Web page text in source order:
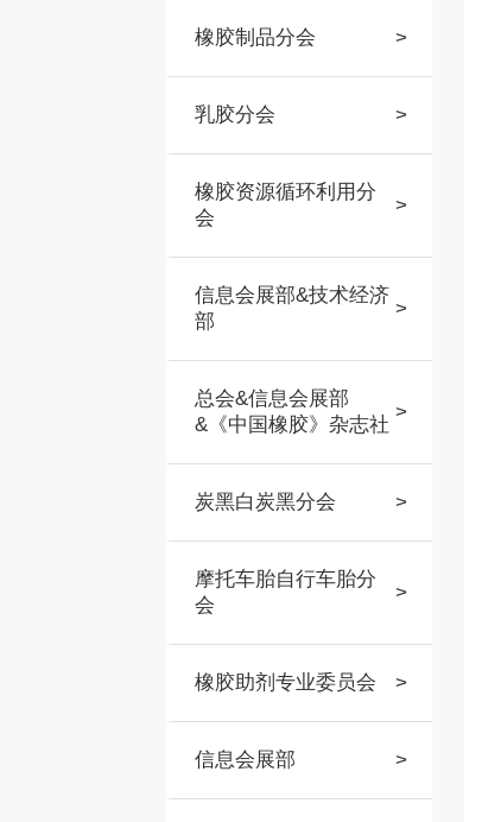
橡胶制品分会 >
乳胶分会 >
橡胶资源循环利用分
会
>
信息会展部&技术经济
部
>
总会&信息会展部
&《中国橡胶》杂志社
>
炭黑白炭黑分会 >
摩托车胎自行车胎分
会
>
橡胶助剂专业委员会 >
信息会展部 >